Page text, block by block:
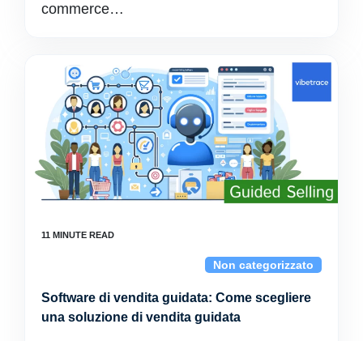
commerce…
Non categorizzato
Software di vendita guidata: Come scegliere
una soluzione di vendita guidata